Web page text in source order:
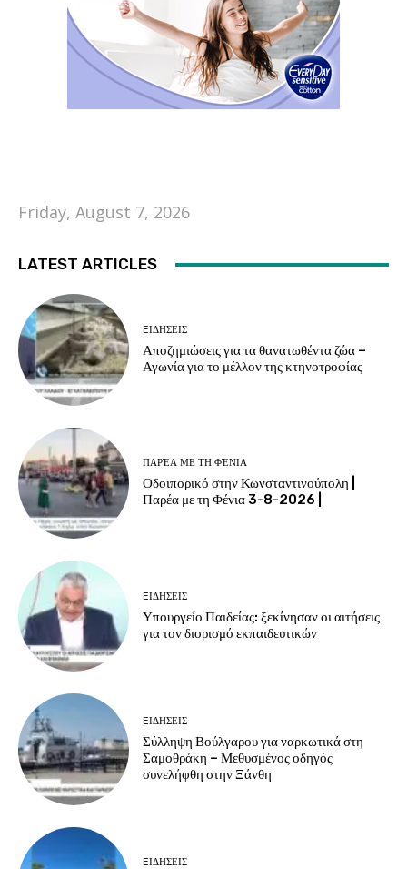
Friday, August 7, 2026
LATEST ARTICLES
EΙΔΗΣΕΙΣ
Αποζημιώσεις για τα θανατωθέντα ζώα –
Αγωνία για το μέλλον της κτηνοτροφίας
ΠΑΡΈΑ ΜΕ ΤΗ ΦΈΝΙΑ
Οδοιπορικό στην Κωνσταντινούπολη |
Παρέα με τη Φένια 3-8-2026 |
EΙΔΗΣΕΙΣ
Υπουργείο Παιδείας: ξεκίνησαν οι αιτήσεις
για τον διορισμό εκπαιδευτικών
EΙΔΗΣΕΙΣ
Σύλληψη Βούλγαρου για ναρκωτικά στη
Σαμοθράκη – Μεθυσμένος οδηγός
συνελήφθη στην Ξάνθη
EΙΔΗΣΕΙΣ